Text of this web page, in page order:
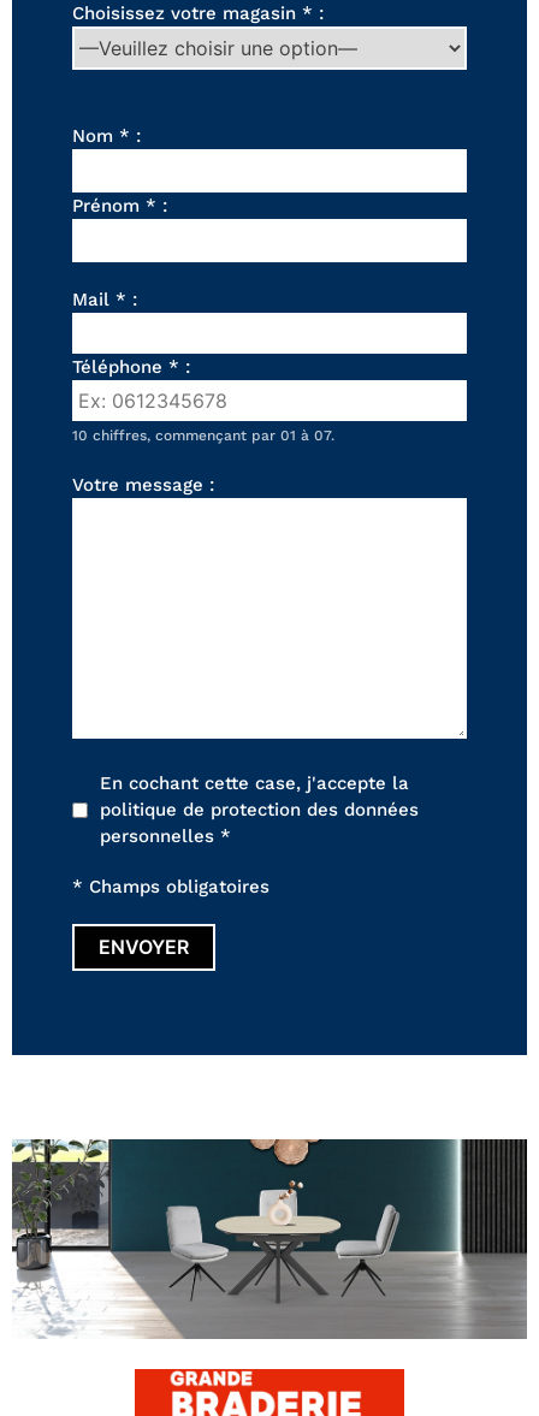
Canapés 2 places
Canapés 3 places
Canapés panoramiques
Fauteuils
Tous les produits
Voir tous les produits et collections
Choisissez votre magasin * :
Nom * :
Prénom * :
Mail * :
Téléphone * :
10 chiffres, commençant par 01 à 07.
Votre message :
En cochant cette case, j'accepte la
politique de protection des données
personnelles *
* Champs obligatoires